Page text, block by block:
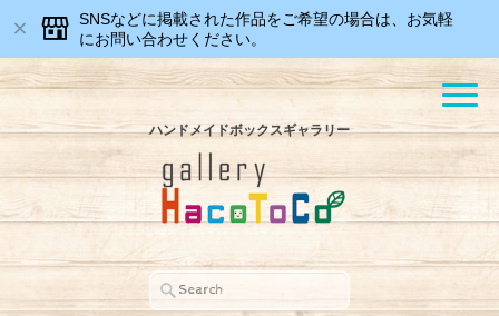
SNSなどに掲載された作品をご希望の場合は、お気軽
にお問い合わせください。
ハンドメイドボックスギャラリー